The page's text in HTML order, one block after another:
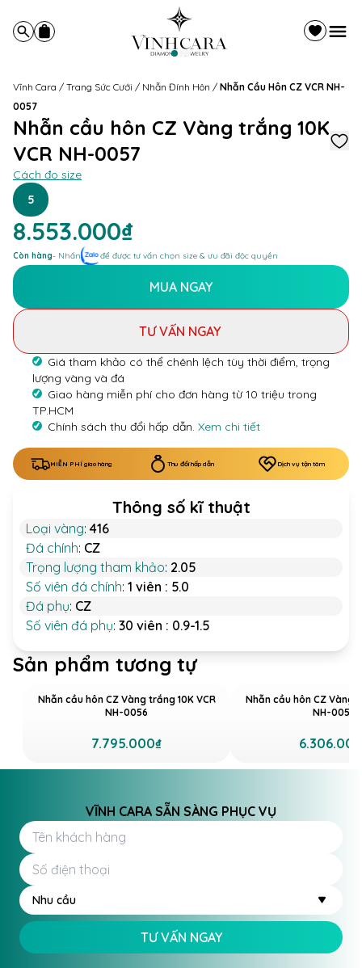
Vĩnh Cara / Trang Sức Cưới / Nhẫn Đính Hôn / Nhẫn Cầu Hôn CZ VCR NH-
0057
Nhẫn cầu hôn CZ Vàng trắng 10K
VCR NH-0057
Cách đo size
5
8.553.000₫
Còn hàng- Nhấn để được tư vấn chọn size & ưu đãi độc quyền
MUA NGAY
TƯ VẤN NGAY
Giá tham khảo có thể chênh lệch tùy thời điểm, trọng
lượng vàng và đá
Giao hàng miễn phí cho đơn hàng từ 10 triệu trong
TP.HCM
Chính sách thu đổi hấp dẫn. Xem chi tiết
MIỄN PHÍ giao hàng Thu đổi hấp dẫn Dịch vụ tận tâm
Thông số kĩ thuật
Loại vàng: 416
Đá chính: CZ
Trọng lượng tham khảo: 2.05
Số viên đá chính: 1 viên : 5.0
Đá phụ: CZ
Số viên đá phụ: 30 viên : 0.9-1.5
Sản phẩm tương tự
Nhẫn cầu hôn CZ Vàng trắng 10K VCR
NH-0056
7.795.000₫
Nhẫn cầu hôn CZ Vàng
NH-0059
VĨNH CARA SẴN SÀNG PHỤC VỤ
Nhu cầu
TƯ VẤN NGAY